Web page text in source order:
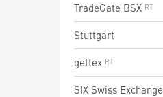
TradeGate BSX
Stuttgart
gettex
SIX Swiss Exchange